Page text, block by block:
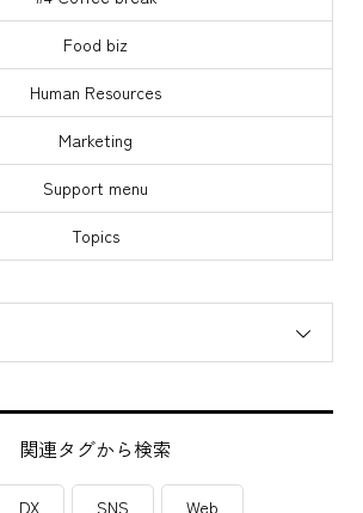
#4 Coffee break
Food biz
Human Resources
Marketing
Support menu
Topics